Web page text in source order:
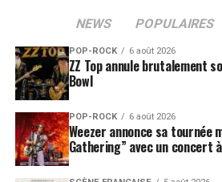
NEWS POPULAIRES
POP-ROCK 6 août 2026
ZZ Top annule brutalement
Bowl
POP-ROCK 6 août 2026
Weezer annonce sa tournée
Gathering” avec un concert